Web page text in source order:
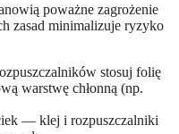
poważne zagrożenie
zasad minimalizuje ryzyko
stosuj folię
warstwę chłonną (np.
— klej i rozpuszczalniki